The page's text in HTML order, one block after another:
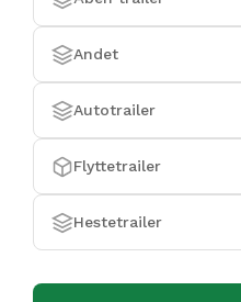
Andet
Autotrailer
Flyttetrailer
Hestetrailer